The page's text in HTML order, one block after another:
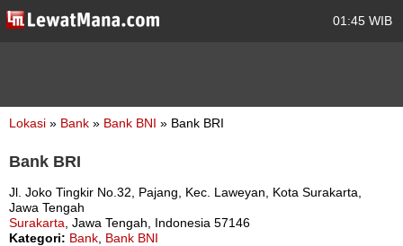
01:45 WIB
Lokasi » Bank » Bank BNI » Bank BRI
Bank BRI
Jl. Joko Tingkir No.32, Pajang, Kec. Laweyan, Kota Surakarta,
Jawa Tengah
Surakarta , Jawa Tengah, Indonesia 57146
Kategori: Bank Bank BNI